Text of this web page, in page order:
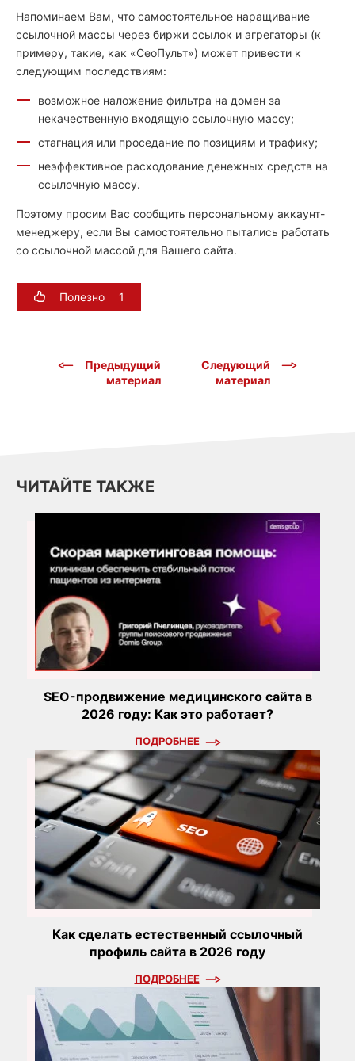
Напоминаем Вам, что самостоятельное наращивание
ссылочной массы через биржи ссылок и агрегаторы (к
примеру, такие, как «СеоПульт») может привести к
следующим последствиям:
возможное наложение фильтра на домен за
некачественную входящую ссылочную массу;
стагнация или проседание по позициям и трафику;
неэффективное расходование денежных средств на
ссылочную массу.
Поэтому просим Вас сообщить персональному аккаунт-
менеджеру, если Вы самостоятельно пытались работать
со ссылочной массой для Вашего сайта.
Полезно 1
Предыдущий
материал
Следующий
материал
ЧИТАЙТЕ ТАКЖЕ
SEO-продвижение медицинского сайта в
2026 году: Как это работает?
ПОДРОБНЕЕ
Как сделать естественный ссылочный
профиль сайта в 2026 году
ПОДРОБНЕЕ